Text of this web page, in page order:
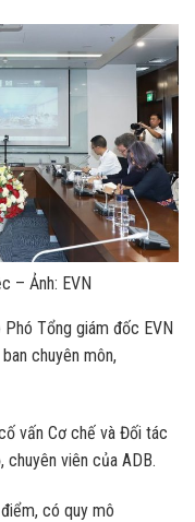
– Ảnh: EVN
Tổng giám đốc EVN
chuyên môn,
vấn Cơ chế và Đối tác
chuyên viên của ADB.
có quy mô